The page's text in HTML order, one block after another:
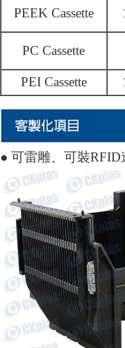
PEEK Cassette
PC Cassette
PEI Cassette
● 可雷雕、可裝